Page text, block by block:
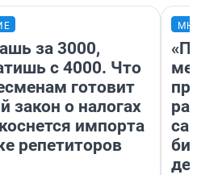
за 3000,
с 4000. Что
готовит
закон о налогах
импорта
репетиторов